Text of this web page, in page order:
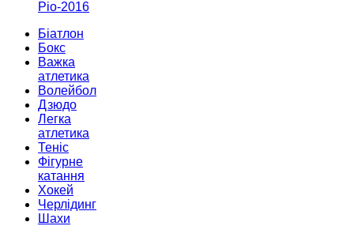
Ріо-2016
Біатлон
Бокс
Важка
атлетика
Волейбол
Дзюдо
Легка
атлетика
Теніс
Фігурне
катання
Хокей
Черлідинг
Шахи